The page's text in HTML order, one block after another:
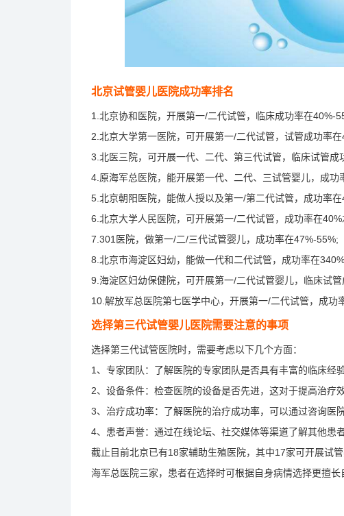
北京试管婴儿医院成功率排名
1.北京协和医院，开展第一/二代试管，临床成功率在40%-
2.北京大学第一医院，可开展第一/二代试管，试管成功率
3.北医三院，可开展一代、二代、第三代试管，临床试管成
4.原海军总医院，能开展第一代、二代、三试管婴儿，成功
5.北京朝阳医院，能做人授以及第一/第二代试管，成功率在
6.北京大学人民医院，可开展第一/二代试管，成功率在40%
7.301医院，做第一/二/三代试管婴儿，成功率在47%-55%;
8.北京市海淀区妇幼，能做一代和二代试管，成功率在
9.海淀区妇幼保健院，可开展第一/二代试管婴儿，临床试
10.解放军总医院第七医学中心，开展第一/二代试管，成功
选择第三代试管婴儿医院需要注意的事项
选择第三代试管医院时，需要考虑以下几个方面：
1、专家团队：了解医院的专家团队是否具有丰富的临床经
2、设备条件：检查医院的设备是否先进，这对于提高治疗
3、治疗成功率：了解医院的治疗成功率，可以通过咨询医
4、患者声誉：通过在线论坛、社交媒体等渠道了解其他患
截止目前北京已有18家辅助生殖医院，其中17家可开展试
海军总医院三家，患者在选择时可根据自身病情选择更擅长